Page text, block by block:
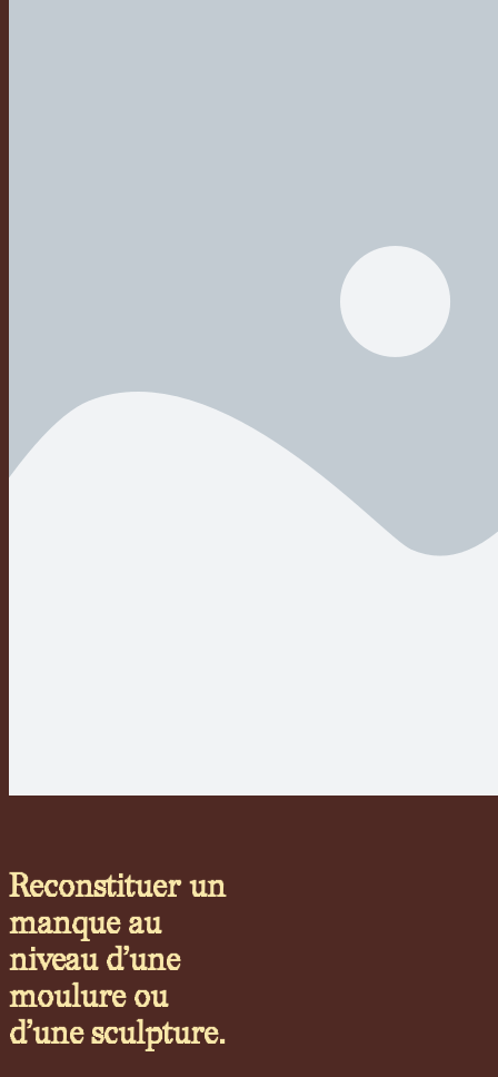
Reconstituer un
manque au
niveau d’une
moulure ou
d’une sculpture.